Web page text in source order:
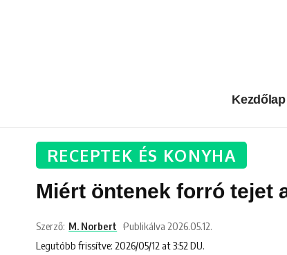
Kezdőlap
RECEPTEK ÉS KONYHA
Miért öntenek forró tejet
Legutóbb frissítve: 2026/05/12 at 3:52 DU.
Szerző: M. Norbert Publikálva 2026.05.12.